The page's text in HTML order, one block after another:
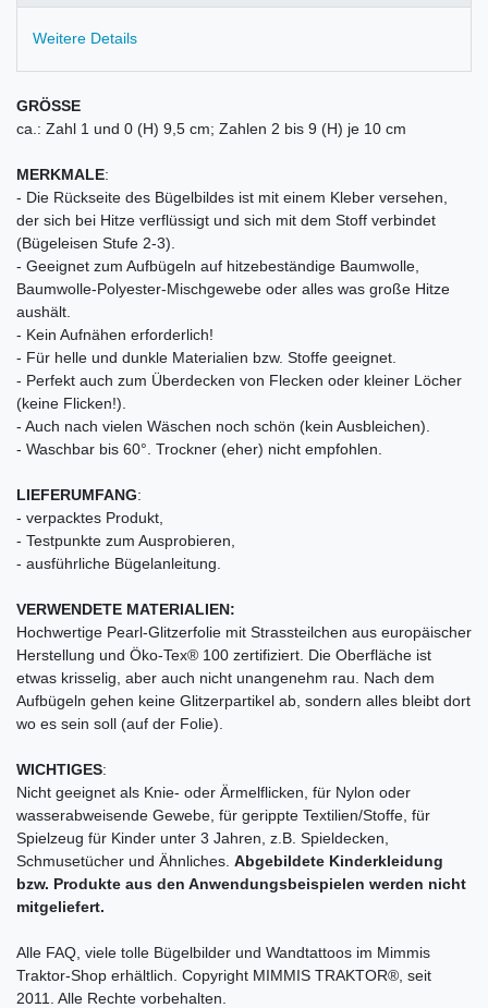
Weitere Details
GRÖSSE
ca.: Zahl 1 und 0 (H) 9,5 cm; Zahlen 2 bis 9 (H) je 10 cm
MERKMALE:
- Die Rückseite des Bügelbildes ist mit einem Kleber versehen,
der sich bei Hitze verflüssigt und sich mit dem Stoff verbindet
(Bügeleisen Stufe 2-3).
- Geeignet zum Aufbügeln auf hitzebeständige Baumwolle,
Baumwolle-Polyester-Mischgewebe oder alles was große Hitze
aushält.
- Kein Aufnähen erforderlich!
- Für helle und dunkle Materialien bzw. Stoffe geeignet.
- Perfekt auch zum Überdecken von Flecken oder kleiner Löcher
(keine Flicken!).
- Auch nach vielen Wäschen noch schön (kein Ausbleichen).
- Waschbar bis 60°. Trockner (eher) nicht empfohlen.
LIEFERUMFANG:
- verpacktes Produkt,
- Testpunkte zum Ausprobieren,
- ausführliche Bügelanleitung.
VERWENDETE MATERIALIEN:
Hochwertige Pearl-Glitzerfolie mit Strassteilchen aus europäischer
Herstellung und Öko-Tex® 100 zertifiziert. Die Oberfläche ist
etwas krisselig, aber auch nicht unangenehm rau. Nach dem
Aufbügeln gehen keine Glitzerpartikel ab, sondern alles bleibt dort
wo es sein soll (auf der Folie).
WICHTIGES:
Nicht geeignet als Knie- oder Ärmelflicken, für Nylon oder
wasserabweisende Gewebe, für gerippte Textilien/Stoffe, für
Spielzeug für Kinder unter 3 Jahren, z.B. Spieldecken,
Schmusetücher und Ähnliches. Abgebildete Kinderkleidung
bzw. Produkte aus den Anwendungsbeispielen werden nicht
mitgeliefert.
Alle FAQ, viele tolle Bügelbilder und Wandtattoos im Mimmis
Traktor-Shop erhältlich. Copyright MIMMIS TRAKTOR®, seit
2011. Alle Rechte vorbehalten.